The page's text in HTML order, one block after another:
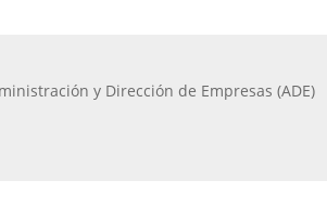
y Dirección de Empresas (ADE)